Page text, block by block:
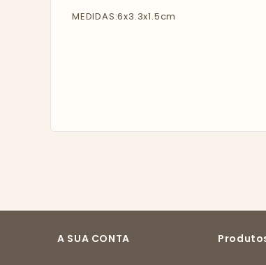
MEDIDAS:6x3.3x1.5cm
A SUA CONTA